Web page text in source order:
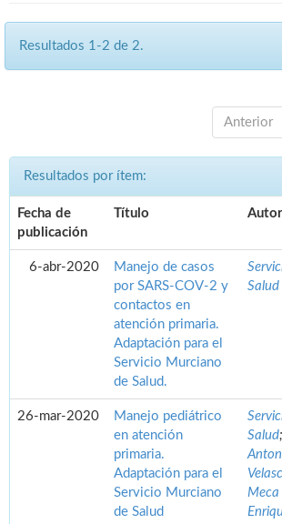
Resultados 1-2 de 2.
Anterior
Resultados por ítem:
Fecha de
publicación
Título
6-abr-2020
Manejo de casos
por SARS-COV-2 y
contactos en
atención primaria.
Adaptación para el
Servicio Murciano
de Salud.
Salud
26-mar-2020
Manejo pediátrico
en atención
primaria.
Adaptación para el
Servicio Murciano
de Salud
Salud;
Meca